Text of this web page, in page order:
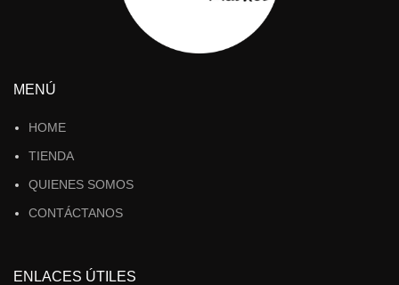
MENÚ
HOME
TIENDA
QUIENES SOMOS
CONTÁCTANOS
ENLACES ÚTILES